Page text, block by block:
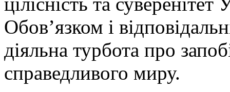
Обов’язком і
діяльна турбота про
справедливого миру.